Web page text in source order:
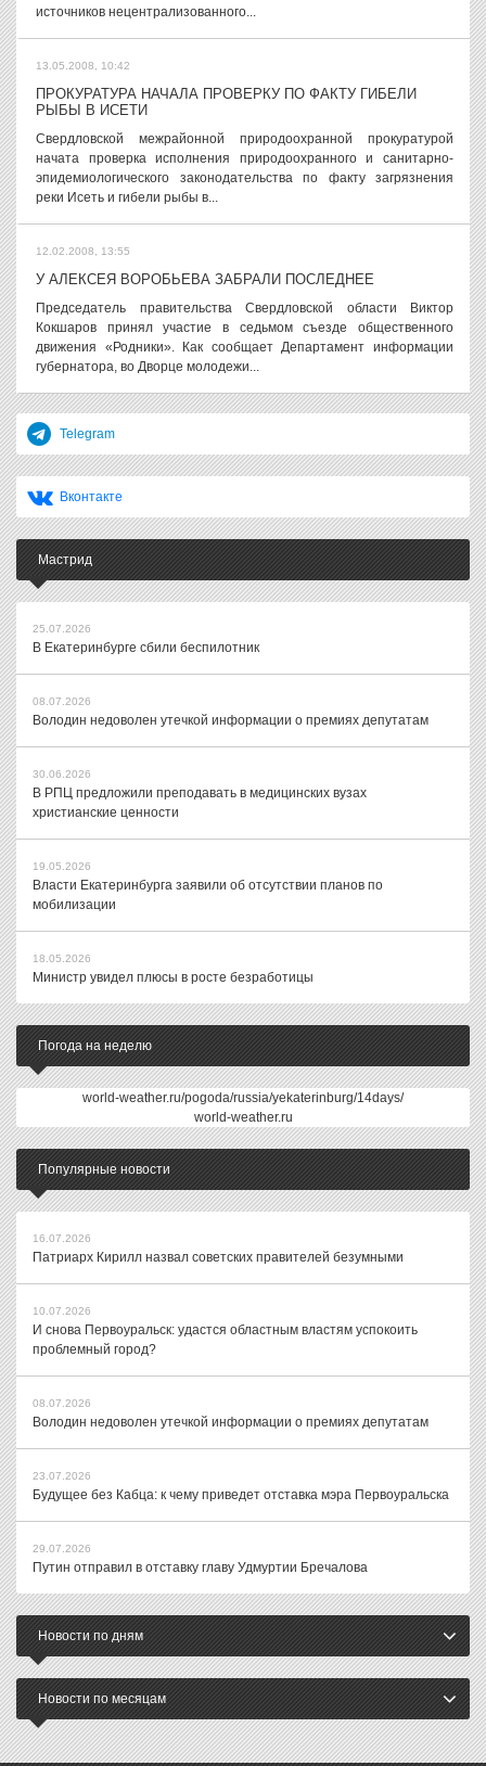
источников нецентрализованного...
13.05.2008, 10:42
ПРОКУРАТУРА НАЧАЛА ПРОВЕРКУ ПО ФАКТУ ГИБЕЛИ
РЫБЫ В ИСЕТИ
Свердловской межрайонной природоохранной прокуратурой
начата проверка исполнения природоохранного и санитарно-
эпидемиологического законодательства по факту загрязнения
реки Исеть и гибели рыбы в...
12.02.2008, 13:55
У АЛЕКСЕЯ ВОРОБЬЕВА ЗАБРАЛИ ПОСЛЕДНЕЕ
Председатель правительства Свердловской области Виктор
Кокшаров принял участие в седьмом съезде общественного
движения «Родники». Как сообщает Департамент информации
губернатора, во Дворце молодежи...
Telegram
Вконтакте
Мастрид
25.07.2026
В Екатеринбурге сбили беспилотник
08.07.2026
Володин недоволен утечкой информации о премиях депутатам
30.06.2026
В РПЦ предложили преподавать в медицинских вузах
христианские ценности
19.05.2026
Власти Екатеринбурга заявили об отсутствии планов по
мобилизации
18.05.2026
Министр увидел плюсы в росте безработицы
Погода на неделю
world-weather.ru/pogoda/russia/yekaterinburg/14days/
world-weather.ru
Популярные новости
16.07.2026
Патриарх Кирилл назвал советских правителей безумными
10.07.2026
И снова Первоуральск: удастся областным властям успокоить
проблемный город?
08.07.2026
Володин недоволен утечкой информации о премиях депутатам
23.07.2026
Будущее без Кабца: к чему приведет отставка мэра Первоуральска
29.07.2026
Путин отправил в отставку главу Удмуртии Бречалова
Новости по дням
Новости по месяцам